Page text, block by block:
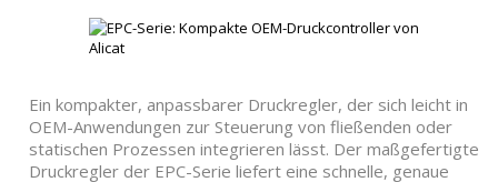
Ein kompakter, anpassbarer Druckregler, der sich leicht in
OEM-Anwendungen zur Steuerung von fließenden oder
statischen Prozessen integrieren lässt. Der maßgefertigte
Druckregler der EPC-Serie liefert eine schnelle, genaue